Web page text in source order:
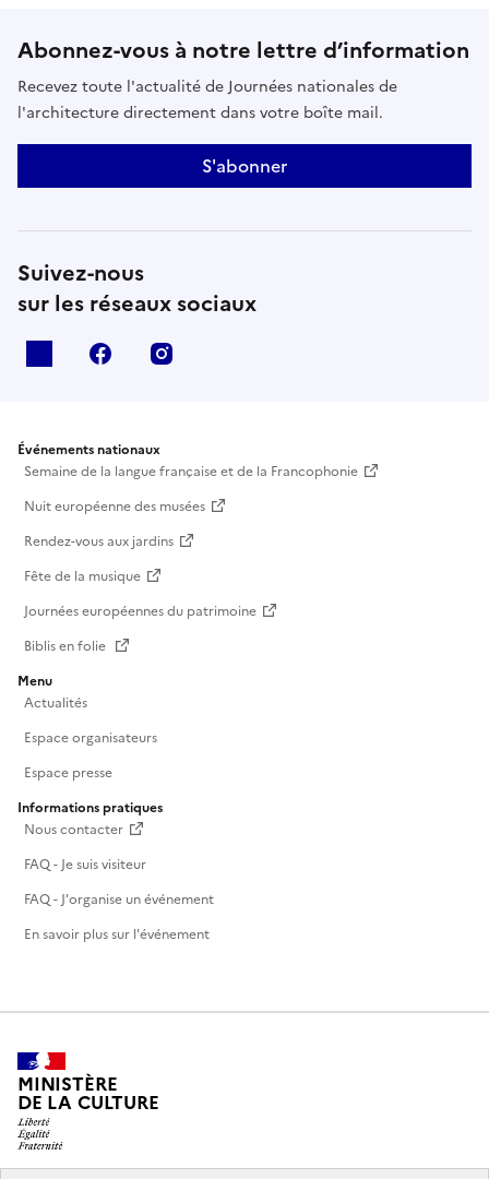
Abonnez-vous à notre lettre d’information
Recevez toute l'actualité de Journées nationales de
l'architecture directement dans votre boîte mail.
S'abonner
Suivez-nous
sur les réseaux sociaux
facebook
Événements nationaux
Semaine de la langue française et de la Francophonie
Nuit européenne des musées
Rendez-vous aux jardins
Fête de la musique
Journées européennes du patrimoine
Biblis en folie
Menu
Actualités
Espace organisateurs
Espace presse
Informations pratiques
Nous contacter
FAQ - Je suis visiteur
FAQ - J'organise un événement
En savoir plus sur l'événement
MINISTÈRE
DE LA CULTURE